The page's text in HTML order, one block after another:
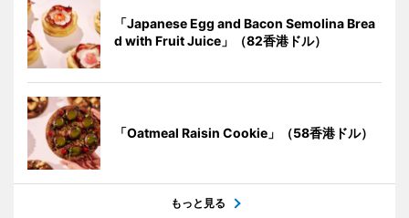
「Japanese Egg and Bacon Semolina Brea
d with Fruit Juice」（82香港ドル）
「Oatmeal Raisin Cookie」（58香港ドル）
もっと見る